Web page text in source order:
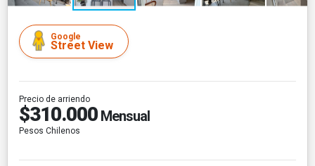
Google
Street View
Precio de arriendo
$310.000 Mensual
Pesos Chilenos